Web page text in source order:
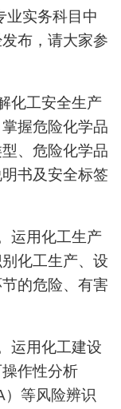
业实务科目中
布，请大家参
化工安全生产
握危险化学品
、危险化学品
书及安全标签
运用化工生产
化工生产、设
的危险、有害
运用化工建设
作性分析
）等风险辨识